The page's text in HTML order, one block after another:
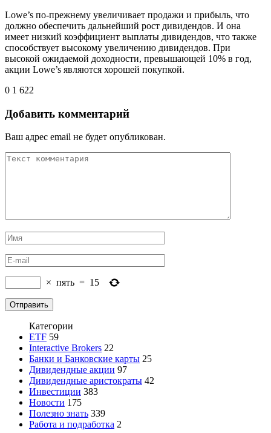
Lowe’s по-прежнему увеличивает продажи и прибыль, что
должно обеспечить дальнейший рост дивидендов. И она
имеет низкий коэффициент выплаты дивидендов, что также
способствует высокому увеличению дивидендов. При
высокой ожидаемой доходности, превышающей 10% в год,
акции Lowe’s являются хорошей покупкой.
0 1 622
Добавить комментарий
Ваш адрес email не будет опубликован.
× пять = 15
Категории
ETF 59
Interactive Brokers 22
Банки и Банковские карты 25
Дивидендные акции 97
Дивидендные аристократы 42
Инвестиции 383
Новости 175
Полезно знать 339
Работа и подработка 2